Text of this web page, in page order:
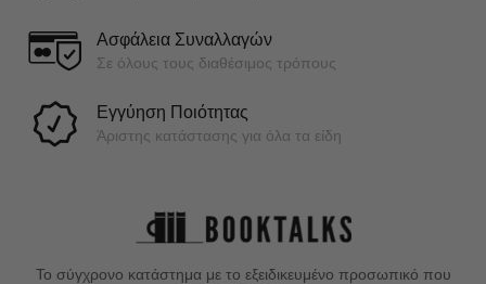
Ασφάλεια Συναλλαγών
Σε όλους τους διαθέσιμος τρόπους
Εγγύηση Ποιότητας
Άριστης κατάστασης για όλα τα είδη
Το σύγχρονο κατάστημα με το εξειδικευμένο προσωπικό που